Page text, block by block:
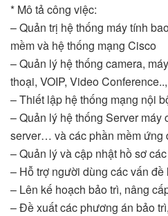
* Mô tả công việc:
– Quản trị hệ thống máy tính
mềm và hệ thống mạng Cisco
– Quản lý hệ thống camera,
thoại, VOIP, Video Conference..,
– Thiết lập hệ thống mạng nội
– Quản lý hệ thống Server máy
server… và các phần mềm ứng
– Quản lý và cập nhật hồ sơ
– Hỗ trợ người dùng các vấn
– Lên kế hoạch bảo trì, nâng
– Đề xuất các phương án bảo